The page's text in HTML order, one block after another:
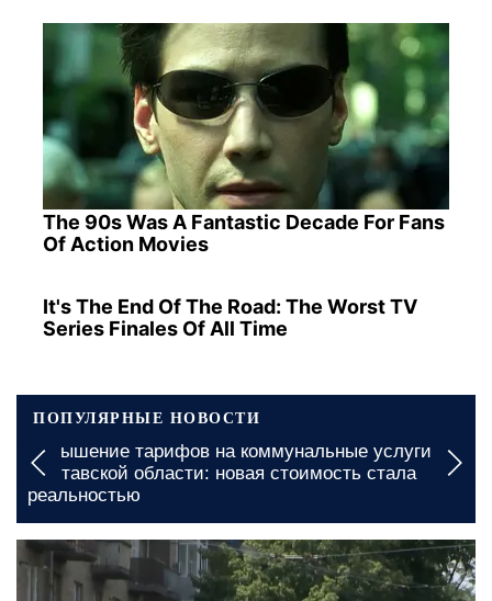
The 90s Was A Fantastic Decade For Fans
Of Action Movies
It's The End Of The Road: The Worst TV
Series Finales Of All Time
ПОПУЛЯРНЫЕ НОВОСТИ
Повышение тарифов на коммунальные услуги в
Полтавской области: новая стоимость стала
реальностью
вчера, 23:00